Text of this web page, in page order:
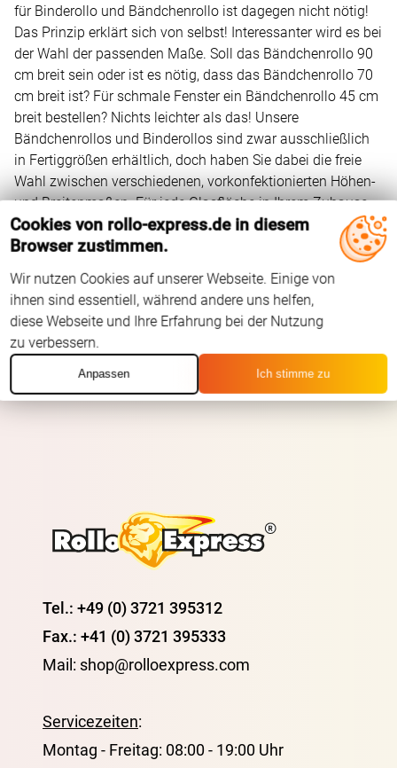
für Binderollo und Bändchenrollo ist dagegen nicht nötig!
Das Prinzip erklärt sich von selbst! Interessanter wird es bei
der Wahl der passenden Maße. Soll das Bändchenrollo 90
cm breit sein oder ist es nötig, dass das Bändchenrollo 70
cm breit ist? Für schmale Fenster ein Bändchenrollo 45 cm
breit bestellen? Nichts leichter als das! Unsere
Bändchenrollos und Binderollos sind zwar ausschließlich
in Fertiggrößen erhältlich, doch haben Sie dabei die freie
Wahl zwischen verschiedenen, vorkonfektionierten Höhen-
und Breitenmaßen. Für jede Glasfläche in Ihrem Zuhause
ist das passende Binderollo oder Bändchenrollo günstig im
Sortiment unseres Onlineshops zu finden.
Cookies von rollo-express.de in diesem
Browser zustimmen.
Wir nutzen Cookies auf unserer Webseite. Einige von
ihnen sind essentiell, während andere uns helfen,
diese Webseite und Ihre Erfahrung bei der Nutzung
zu verbessern.
Anpassen Ich stimme zu
Tel.: +49 (0) 3721 395312
Fax.: +41 (0) 3721 395333
Mail: shop@rolloexpress.com
Servicezeiten:
Montag - Freitag: 08:00 - 19:00 Uhr